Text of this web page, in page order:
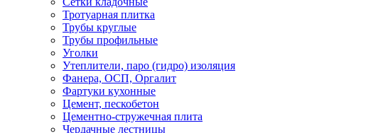
Тротуарная плитка
Трубы круглые
Трубы профильные
Уголки
Утеплители, паро (гидро) изоляция
Фанера, ОСП, Оргалит
Фартуки кухонные
Цемент, пескобетон
Цементно-стружечная плита
Чердачные лестницы